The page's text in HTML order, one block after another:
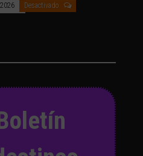
Desactivado